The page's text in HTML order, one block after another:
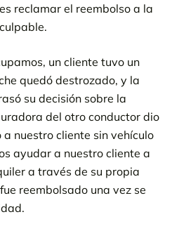
reclamar el reembolso a la
un cliente tuvo un
quedó destrozado, y la
su decisión sobre la
del otro conductor dio
nuestro cliente sin vehículo
ayudar a nuestro cliente a
a través de su propia
reembolsado una vez se